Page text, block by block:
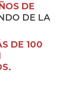
DE
DE LA
DE 100